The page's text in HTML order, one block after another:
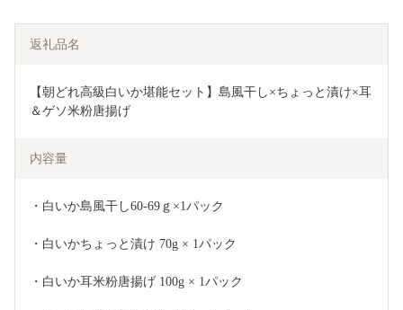
返礼品名
【朝どれ高級白いか堪能セット】島風干し×ちょっと漬け×耳
＆ゲソ米粉唐揚げ
内容量
・白いか島風干し60-69ｇ×1パック
・白いかちょっと漬け 70g × 1パック
・白いか耳米粉唐揚げ 100g × 1パック